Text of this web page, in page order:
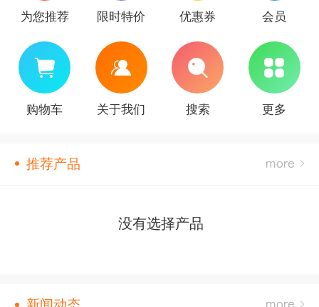
为您推荐 限时特价 优惠券 会员
购物车 关于我们 搜索 更多
推荐产品
没有选择产品